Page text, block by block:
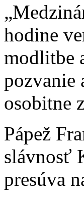
hodine
modlitbe
pozvanie
osobitne
Pápež
slávnosť
presúva